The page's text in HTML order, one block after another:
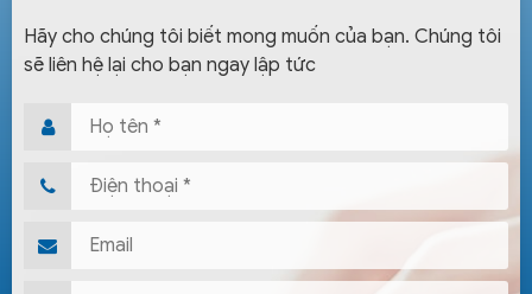
Hãy cho chúng tôi biết mong muốn của bạn. Chúng tôi
sẽ liên hệ lại cho bạn ngay lập tức